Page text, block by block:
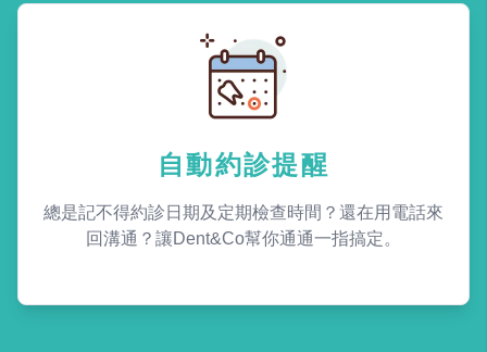
自動約診提醒
總是記不得約診日期及定期檢查時間？還在用電話來
回溝通？讓Dent&Co幫你通通一指搞定。